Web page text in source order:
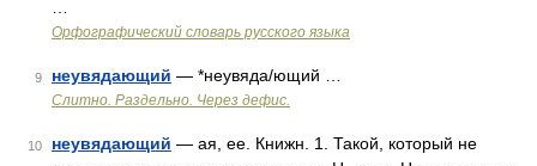
Орфографический словарь русского языка
9 неувядающий — *неувяда/ющий …
Слитно. Раздельно. Через дефис.
10 неувядающий — ая, ее. Книжн. 1. Такой, который не